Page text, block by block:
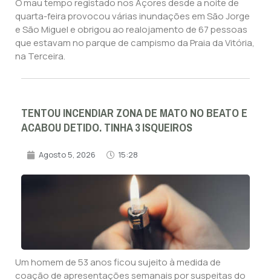
O mau tempo registado nos Açores desde a noite de
quarta-feira provocou várias inundações em São Jorge
e São Miguel e obrigou ao realojamento de 67 pessoas
que estavam no parque de campismo da Praia da Vitória,
na Terceira.
TENTOU INCENDIAR ZONA DE MATO NO BEATO E
ACABOU DETIDO. TINHA 3 ISQUEIROS
Agosto 5, 2026 15:28
Um homem de 53 anos ficou sujeito à medida de
coação de apresentações semanais por suspeitas do